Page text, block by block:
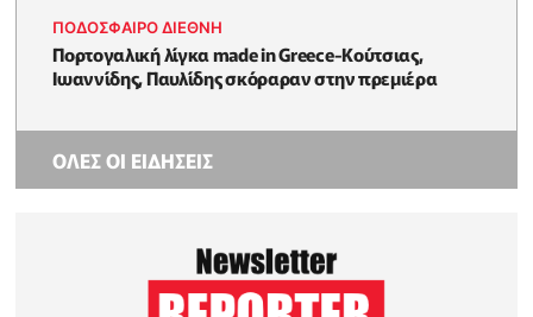
ΠΟΔΟΣΦΑΙΡΟ ΔΙΕΘΝΗ
Πορτογαλική λίγκα made in Greece-Κούτσιας,
Ιωαννίδης, Παυλίδης σκόραραν στην πρεμιέρα
ΟΛΕΣ ΟΙ ΕΙΔΗΣΕΙΣ